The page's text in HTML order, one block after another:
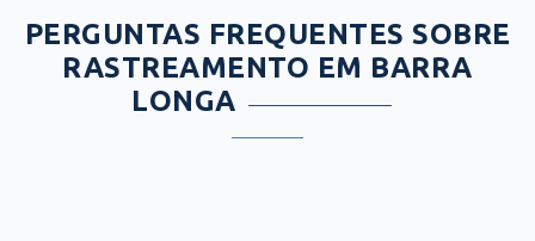
PERGUNTAS FREQUENTES SOBRE
RASTREAMENTO EM BARRA
LONGA